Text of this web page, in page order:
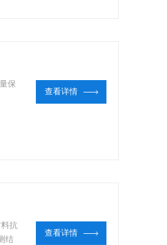
保
查看详情
抗
结
查看详情